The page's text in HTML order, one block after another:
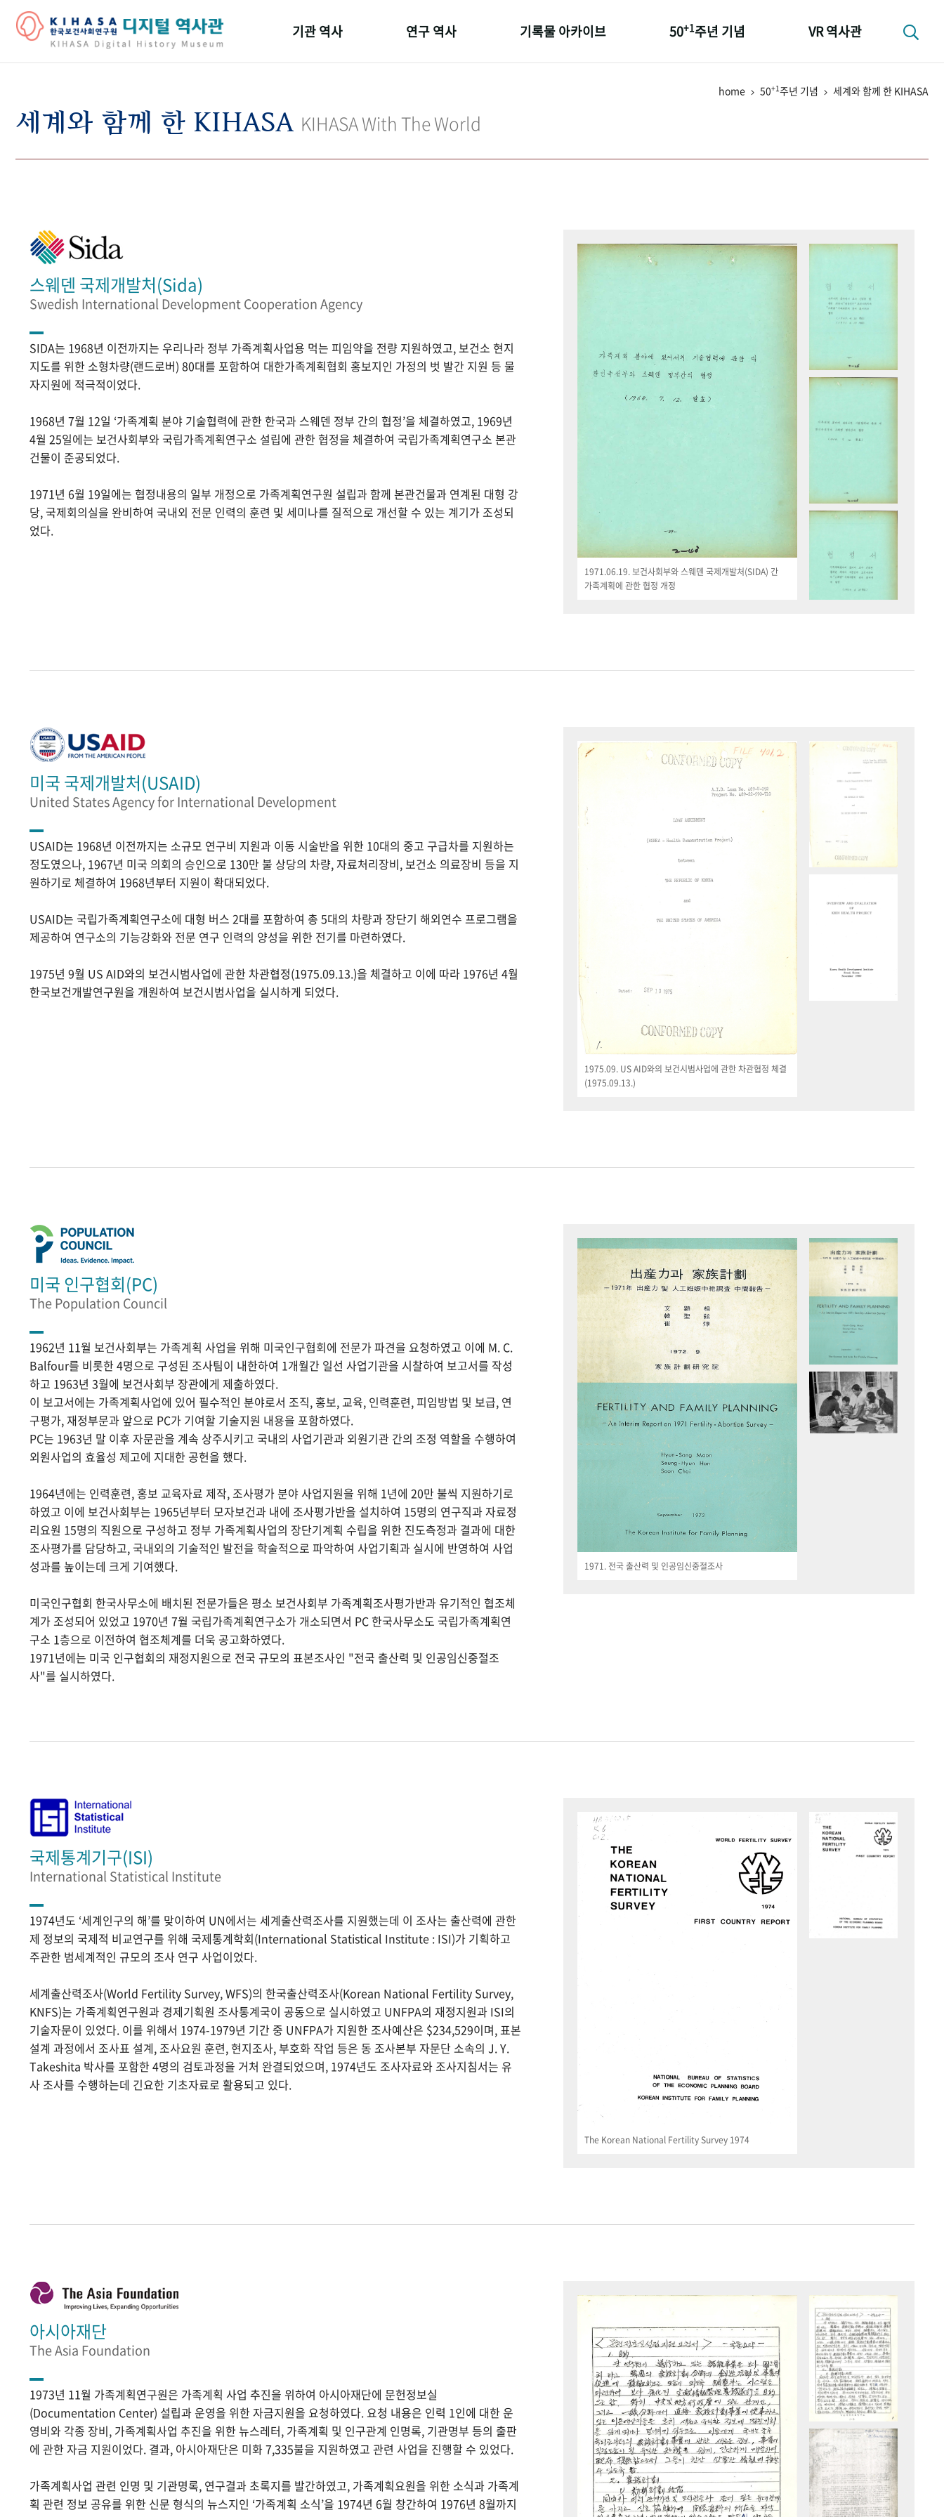
기관 역사 연구 역사
키워드로 보는 연구 역사
기록물 아카이브 50+1주년 기념
성과 50선
VR 역사관
home 50+1주년 기념 세계와 함께 한 KIHASA
세계와 함께 한 KIHASA KIHASA With The World
스웨덴 국제개발처(Sida)
Swedish International Development Cooperation Agency
SIDA는 1968년 이전까지는 우리나라 정부 가족계획사업용 먹는 피임약을 전량 지원하였고, 보건소 현지
지도를 위한 소형차량(랜드로버) 80대를 포함하여 대한가족계획협회 홍보지인 가정의 벗 발간 지원 등 물
자지원에 적극적이었다.
1968년 7월 12일 ‘가족계획 분야 기술협력에 관한 한국과 스웨덴 정부 간의 협정’을 체결하였고, 1969년
4월 25일에는 보건사회부와 국립가족계획연구소 설립에 관한 협정을 체결하여 국립가족계획연구소 본관
건물이 준공되었다.
1971년 6월 19일에는 협정내용의 일부 개정으로 가족계획연구원 설립과 함께 본관건물과 연계된 대형 강
당, 국제회의실을 완비하여 국내외 전문 인력의 훈련 및 세미나를 질적으로 개선할 수 있는 계기가 조성되
었다.
1971.06.19. 보건사회부와 스웨덴 국제개발처(SIDA) 간
가족계획에 관한 협정 개정
미국 국제개발처(USAID)
United States Agency for International Development
USAID는 1968년 이전까지는 소규모 연구비 지원과 이동 시술반을 위한 10대의 중고 구급차를 지원하는
정도였으나, 1967년 미국 의회의 승인으로 130만 불 상당의 차량, 자료처리장비, 보건소 의료장비 등을 지
원하기로 체결하여 1968년부터 지원이 확대되었다.
USAID는 국립가족계획연구소에 대형 버스 2대를 포함하여 총 5대의 차량과 장단기 해외연수 프로그램을
제공하여 연구소의 기능강화와 전문 연구 인력의 양성을 위한 전기를 마련하였다.
1975년 9월 US AID와의 보건시범사업에 관한 차관협정(1975.09.13.)을 체결하고 이에 따라 1976년 4월
한국보건개발연구원을 개원하여 보건시범사업을 실시하게 되었다.
1975.09. US AID와의 보건시범사업에 관한 차관협정 체결
(1975.09.13.)
미국 인구협회(PC)
The Population Council
1962년 11월 보건사회부는 가족계획 사업을 위해 미국인구협회에 전문가 파견을 요청하였고 이에 M. C.
Balfour를 비롯한 4명으로 구성된 조사팀이 내한하여 1개월간 일선 사업기관을 시찰하여 보고서를 작성
하고 1963년 3월에 보건사회부 장관에게 제출하였다.
이 보고서에는 가족계획사업에 있어 필수적인 분야로서 조직, 홍보, 교육, 인력훈련, 피임방법 및 보급, 연
구평가, 재정부문과 앞으로 PC가 기여할 기술지원 내용을 포함하였다.
PC는 1963년 말 이후 자문관을 계속 상주시키고 국내의 사업기관과 외원기관 간의 조정 역할을 수행하여
외원사업의 효율성 제고에 지대한 공헌을 했다.
1964년에는 인력훈련, 홍보 교육자료 제작, 조사평가 분야 사업지원을 위해 1년에 20만 불씩 지원하기로
하였고 이에 보건사회부는 1965년부터 모자보건과 내에 조사평가반을 설치하여 15명의 연구직과 자료정
리요원 15명의 직원으로 구성하고 정부 가족계획사업의 장단기계획 수립을 위한 진도측정과 결과에 대한
조사평가를 담당하고, 국내외의 기술적인 발전을 학술적으로 파악하여 사업기획과 실시에 반영하여 사업
성과를 높이는데 크게 기여했다.
미국인구협회 한국사무소에 배치된 전문가들은 평소 보건사회부 가족계획조사평가반과 유기적인 협조체
계가 조성되어 있었고 1970년 7월 국립가족계획연구소가 개소되면서 PC 한국사무소도 국립가족계획연
구소 1층으로 이전하여 협조체계를 더욱 공고화하였다.
1971년에는 미국 인구협회의 재정지원으로 전국 규모의 표본조사인 "전국 출산력 및 인공임신중절조
사"를 실시하였다.
1971. 전국 출산력 및 인공임신중절조사
국제통계기구(ISI)
International Statistical Institute
1974년도 ‘세계인구의 해’를 맞이하여 UN에서는 세계출산력조사를 지원했는데 이 조사는 출산력에 관한
제 정보의 국제적 비교연구를 위해 국제통계학회(International Statistical Institute : ISI)가 기획하고
주관한 범세계적인 규모의 조사 연구 사업이었다.
세계출산력조사(World Fertility Survey, WFS)의 한국출산력조사(Korean National Fertility Survey,
KNFS)는 가족계획연구원과 경제기획원 조사통계국이 공동으로 실시하였고 UNFPA의 재정지원과 ISI의
기술자문이 있었다. 이를 위해서 1974-1979년 기간 중 UNFPA가 지원한 조사예산은 $234,529이며, 표본
설계 과정에서 조사표 설계, 조사요원 훈련, 현지조사, 부호화 작업 등은 동 조사본부 자문단 소속의 J. Y.
Takeshita 박사를 포함한 4명의 검토과정을 거처 완결되었으며, 1974년도 조사자료와 조사지침서는 유
사 조사를 수행하는데 긴요한 기초자료로 활용되고 있다.
The Korean National Fertility Survey 1974
아시아재단
The Asia Foundation
1973년 11월 가족계획연구원은 가족계획 사업 추진을 위하여 아시아재단에 문헌정보실
(Documentation Center) 설립과 운영을 위한 자금지원을 요청하였다. 요청 내용은 인력 1인에 대한 운
영비와 각종 장비, 가족계획사업 추진을 위한 뉴스레터, 가족계획 및 인구관계 인명록, 기관명부 등의 출판
에 관한 자금 지원이었다. 결과, 아시아재단은 미화 7,335불을 지원하였고 관련 사업을 진행할 수 있었다.
가족계획사업 관련 인명 및 기관명록, 연구결과 초록지를 발간하였고, 가족계획요원을 위한 소식과 가족계
획 관련 정보 공유를 위한 신문 형식의 뉴스지인 ‘가족계획 소식’을 1974년 6월 창간하여 1976년 8월까지